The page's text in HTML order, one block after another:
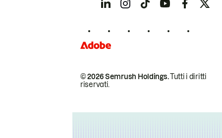
© 2026 Semrush Holdings.Tutti i diritti
riservati.